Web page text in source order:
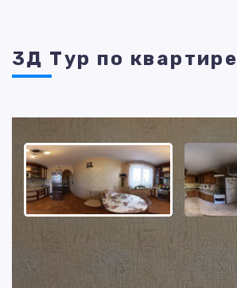
3Д Тур по квартире